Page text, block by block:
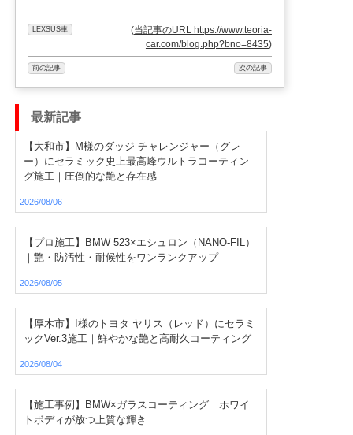
LEXSUS車 (当記事のURL https://www.teoria-
car.com/blog.php?bno=8435)
前の記事 次の記事
最新記事
【大和市】M様のダッジ チャレンジャー（グレ
ー）にセラミック史上最高峰ウルトラコーティン
グ施工｜圧倒的な艶と存在感
2026/08/06
【プロ施工】BMW 523×エシュロン（NANO-FIL）
｜艶・防汚性・耐候性をワンランクアップ
2026/08/05
【厚木市】I様のトヨタ ヤリス（レッド）にセラミ
ックVer.3施工｜鮮やかな艶と高耐久コーティング
2026/08/04
【施工事例】BMW×ガラスコーティング｜ホワイ
トボディが放つ上質な輝き